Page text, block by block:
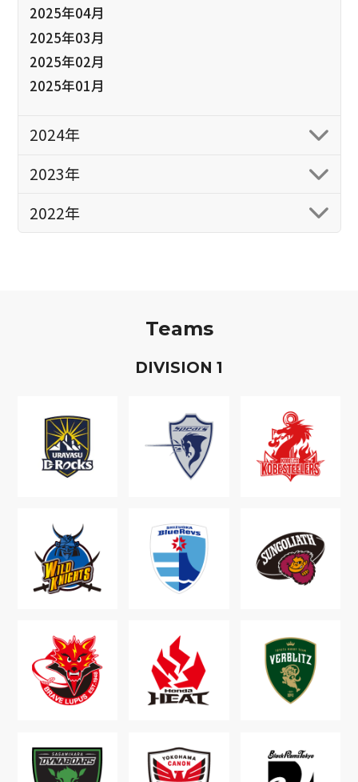
2025年04月
2025年03月
2025年02月
2025年01月
2024年
2023年
2022年
Teams
DIVISION 1